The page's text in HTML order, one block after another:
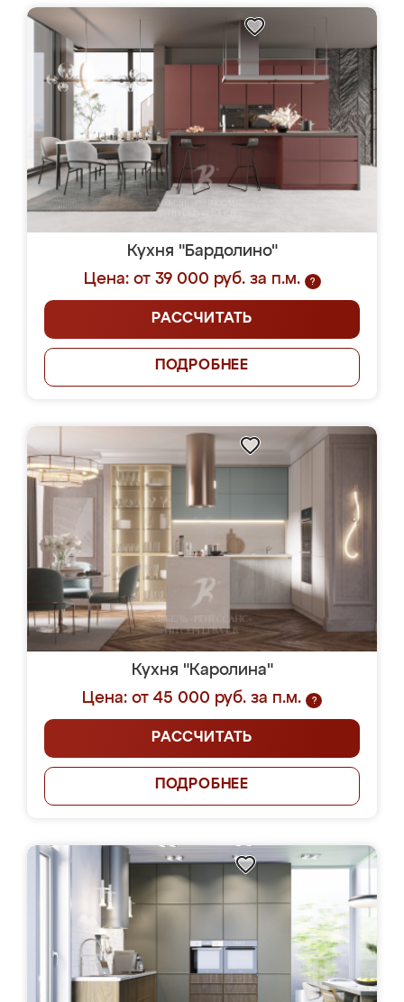
Кухня "Бардолино"
Цена: от 39 000 руб. за п.м.
?
РАССЧИТАТЬ
ПОДРОБНЕЕ
Кухня "Каролина"
Цена: от 45 000 руб. за п.м.
?
РАССЧИТАТЬ
ПОДРОБНЕЕ